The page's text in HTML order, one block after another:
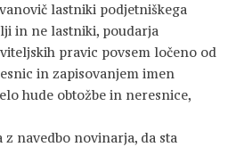
lastniki podjetniškega
in ne lastniki, poudarja
pravic povsem ločeno od
in zapisovanjem imen
hude obtožbe in neresnice,
navedbo novinarja, da sta